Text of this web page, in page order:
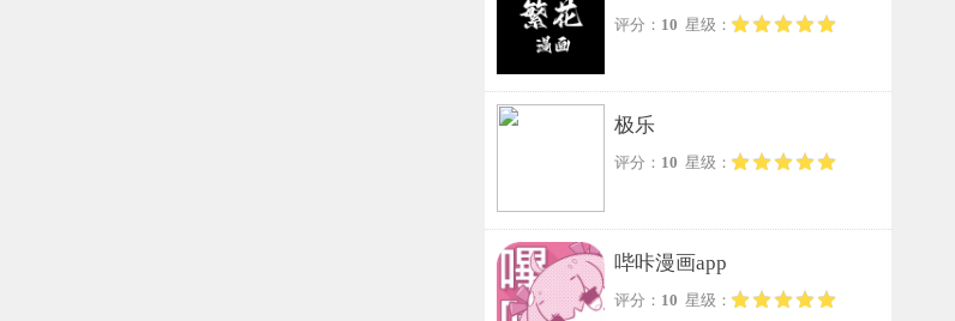
评分： 10 星级：
极乐
评分： 10 星级：
哔咔漫画app
评分： 10 星级：